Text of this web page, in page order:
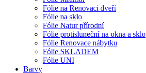
Fólie na Renovaci dveří
Fólie na sklo
Fólie Natur přírodní
Fólie protisluneční na okna a sklo
Fólie Renovace nábytku
Fólie SKLADEM
Fólie UNI
Barvy